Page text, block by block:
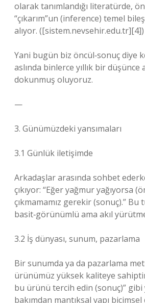
olarak tanımlandığı literatürde,
“çıkarım”un (inference) temel
alıyor. ([sistem.nevsehir.edu.tr][4])
Yani bugün biz öncül‑sonuç diye
aslında binlerce yıllık bir düşünce
dokunmuş oluyoruz.
—
3. Günümüzdeki yansımaları
3.1 Günlük iletişimde
Arkadaşlar arasında sohbet
çıkıyor: “Eğer yağmur yağıyorsa
çıkmamamız gerekir (sonuç).”
basit‑görünümlü ama akıl
3.2 İş dünyası, sunum, pazarlama
Bir sunumda ya da pazarlama
ürünümüz yüksek kaliteye
bu ürünü tercih edin (sonuç)” gibi
bakımdan mantıksal yapı